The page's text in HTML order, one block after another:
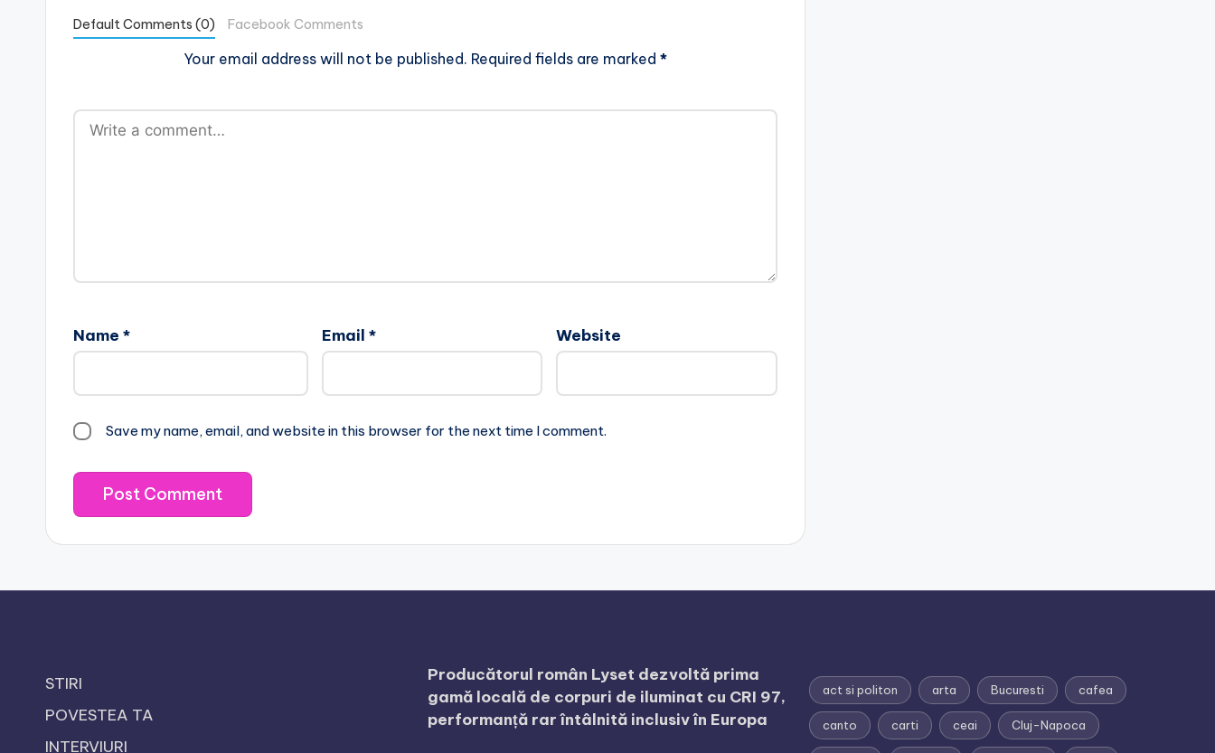
Default Comments (0) Facebook Comments
Your email address will not be published. Required fields are marked *
Name * Email * Website
Save my name, email, and website in this browser for the next time I comment.
STIRI
POVESTEA TA
INTERVIURI
Producătorul român Lyset dezvoltă prima
gamă locală de corpuri de iluminat cu CRI 97,
performanță rar întâlnită inclusiv în Europa
act si politon arta Bucuresti cafea
canto carti ceai Cluj-Napoca